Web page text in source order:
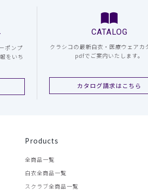
ポンプ
をいち
CATALOG
クラシコの最新白衣・医療ウェアカ
pdfでご案内いたします。
カタログ請求はこちら
Products
全商品一覧
白衣全商品一覧
スクラブ全商品一覧